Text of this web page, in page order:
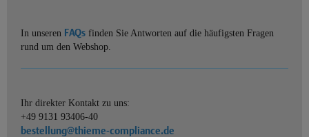
In unseren FAQs finden Sie Antworten auf die häufigsten Fragen
rund um den Webshop.
Ihr direkter Kontakt zu uns:
+49 9131 93406-40
bestellung@thieme-compliance.de